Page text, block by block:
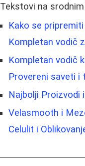
Tekstovi na
Kako se
Kompletan vodič
Kompletan vodič
Provereni saveti i
Najbolji Proizvodi
Velasmooth i
Celulit i